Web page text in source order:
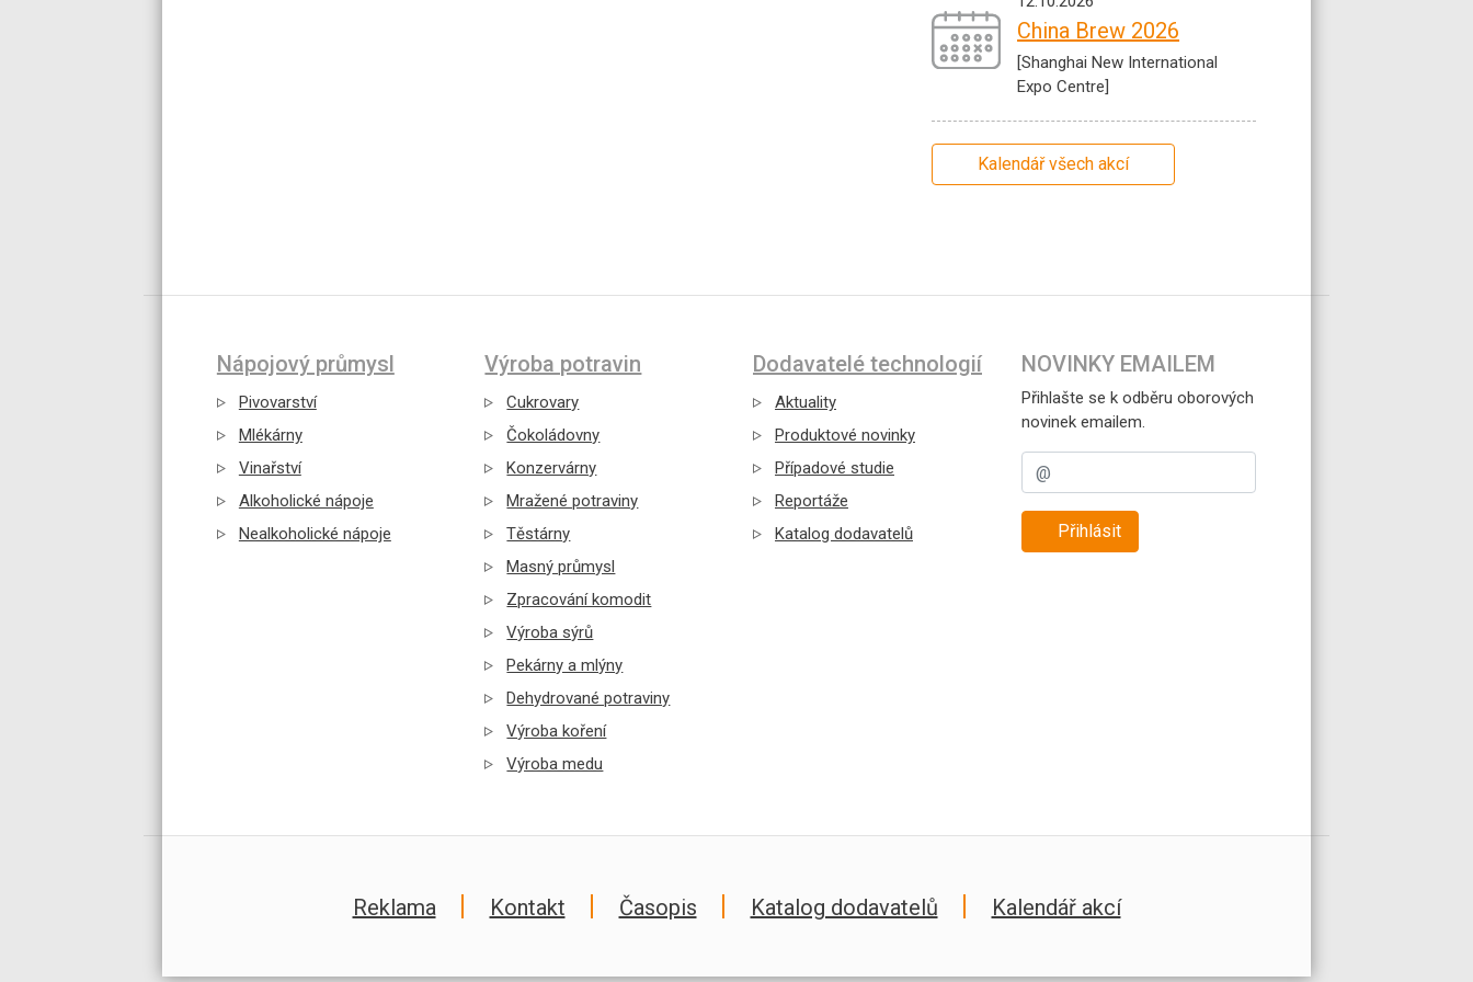
China Brew 2026
[Shanghai New International
Expo Centre]
Kalendář všech akcí
Nápojový průmysl
Pivovarství
Mlékárny
Vinařství
Alkoholické nápoje
Nealkoholické nápoje
Výroba potravin
Cukrovary
Čokoládovny
Konzervárny
Mražené potraviny
Těstárny
Masný průmysl
Zpracování komodit
Výroba sýrů
Pekárny a mlýny
Dehydrované potraviny
Výroba koření
Výroba medu
Dodavatelé technologií
Aktuality
Produktové novinky
Případové studie
Reportáže
Katalog dodavatelů
NOVINKY EMAILEM
Přihlašte se k odběru oborových
novinek emailem.
Přihlásit
Reklama Kontakt Časopis Katalog dodavatelů Kalendář akcí